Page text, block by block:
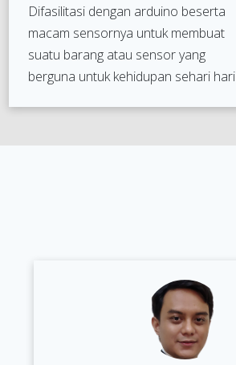
Difasilitasi dengan arduino beserta
macam sensornya untuk membuat
suatu barang atau sensor yang
berguna untuk kehidupan sehari hari